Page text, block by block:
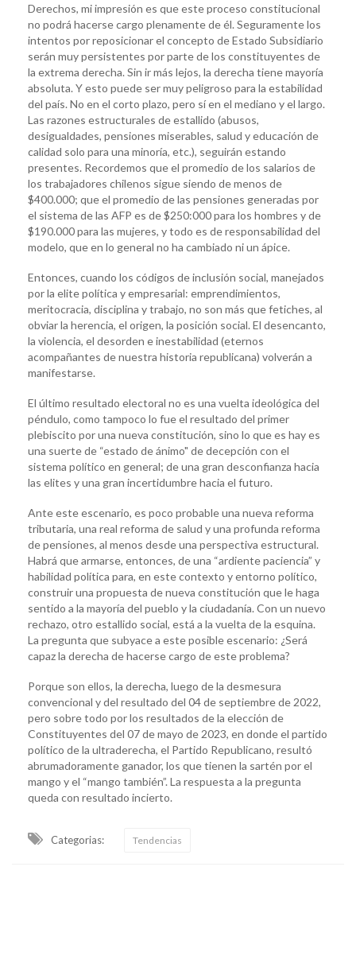
Derechos, mi impresión es que este proceso constitucional
no podrá hacerse cargo plenamente de él. Seguramente los
intentos por reposicionar el concepto de Estado Subsidiario
serán muy persistentes por parte de los constituyentes de
la extrema derecha. Sin ir más lejos, la derecha tiene mayoría
absoluta. Y esto puede ser muy peligroso para la estabilidad
del país. No en el corto plazo, pero sí en el mediano y el largo.
Las razones estructurales de estallido (abusos,
desigualdades, pensiones miserables, salud y educación de
calidad solo para una minoría, etc.), seguirán estando
presentes. Recordemos que el promedio de los salarios de
los trabajadores chilenos sigue siendo de menos de
$400.000; que el promedio de las pensiones generadas por
el sistema de las AFP es de $250:000 para los hombres y de
$190.000 para las mujeres, y todo es de responsabilidad del
modelo, que en lo general no ha cambiado ni un ápice.
Entonces, cuando los códigos de inclusión social, manejados
por la elite política y empresarial: emprendimientos,
meritocracia, disciplina y trabajo, no son más que fetiches, al
obviar la herencia, el origen, la posición social. El desencanto,
la violencia, el desorden e inestabilidad (eternos
acompañantes de nuestra historia republicana) volverán a
manifestarse.
El último resultado electoral no es una vuelta ideológica del
péndulo, como tampoco lo fue el resultado del primer
plebiscito por una nueva constitución, sino lo que es hay es
una suerte de “estado de ánimo" de decepción con el
sistema político en general; de una gran desconfianza hacia
las elites y una gran incertidumbre hacia el futuro.
Ante este escenario, es poco probable una nueva reforma
tributaria, una real reforma de salud y una profunda reforma
de pensiones, al menos desde una perspectiva estructural.
Habrá que armarse, entonces, de una “ardiente paciencia” y
habilidad política para, en este contexto y entorno político,
construir una propuesta de nueva constitución que le haga
sentido a la mayoría del pueblo y la ciudadanía. Con un nuevo
rechazo, otro estallido social, está a la vuelta de la esquina.
La pregunta que subyace a este posible escenario: ¿Será
capaz la derecha de hacerse cargo de este problema?
Porque son ellos, la derecha, luego de la desmesura
convencional y del resultado del 04 de septiembre de 2022,
pero sobre todo por los resultados de la elección de
Constituyentes del 07 de mayo de 2023, en donde el partido
político de la ultraderecha, el Partido Republicano, resultó
abrumadoramente ganador, los que tienen la sartén por el
mango y el “mango también”. La respuesta a la pregunta
queda con resultado incierto.
Categorias: Tendencias